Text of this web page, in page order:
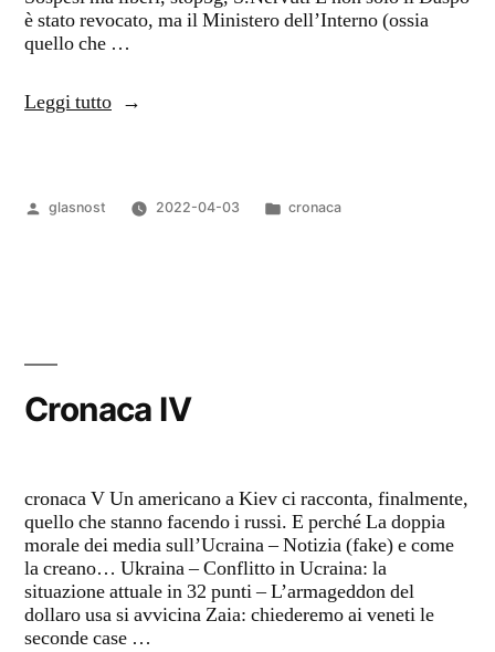
è stato revocato, ma il Ministero dell’Interno (ossia
quello che …
Leggi tutto“Cronaca
Pubblicato
glasnost 2022-04-03
Pubblicato
cronaca
Cronaca IV
cronaca V Un americano a Kiev ci racconta, finalmente,
quello che stanno facendo i russi. E perché La doppia
morale dei media sull’Ucraina – Notizia (fake) e come
la creano… Ukraina – Conflitto in Ucraina: la
situazione attuale in 32 punti – L’armageddon del
dollaro usa si avvicina Zaia: chiederemo ai veneti le
seconde case …